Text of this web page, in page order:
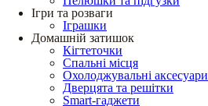
Ігри та розваги
Іграшки
Домашній затишок
Кігтеточки
Спальні місця
Охолоджувальні аксесуари
Дверцята та решітки
Smart-гаджети